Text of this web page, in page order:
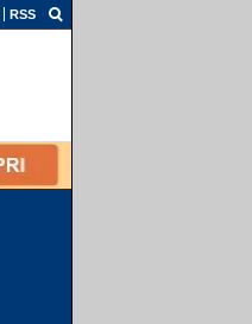
RSS